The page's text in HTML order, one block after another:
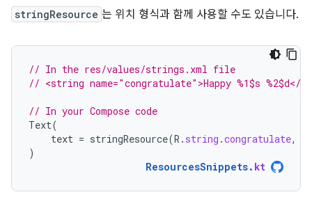
stringResource 는 위치 형식과 함께 사용할 수도 있습니다.
// In the res/values/strings.xml file
// <string name="congratulate">Happy %1$s %2$d</
// In your Compose code
Text(
text = stringResource(R . string .congratulate,
)
ResourcesSnippets. kt